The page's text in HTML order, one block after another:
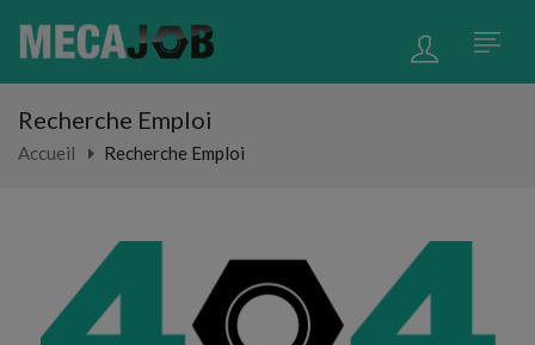
Recherche Emploi
Accueil Recherche Emploi